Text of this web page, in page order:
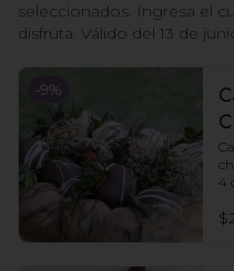
seleccionados. Ingresa el
disfruta. Válido del 13 de
-9%
4